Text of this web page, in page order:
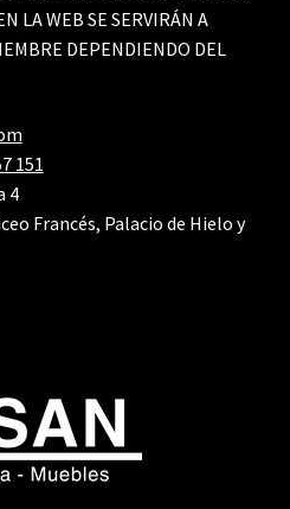
LA WEB SE SERVIRÁN A
DEPENDIENDO DEL
151
4
Francés, Palacio de Hielo y